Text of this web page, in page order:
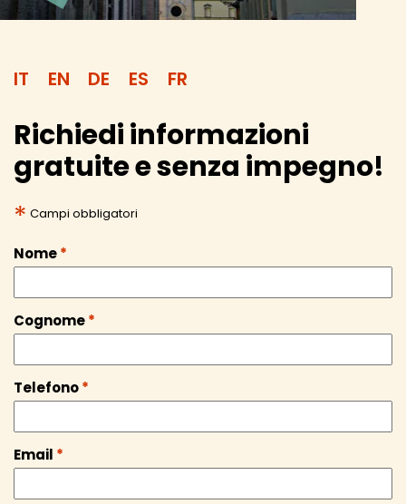
IT EN DE ES FR
Richiedi informazioni
gratuite e senza impegno!
* Campi obbligatori
Nome*
Cognome*
Telefono*
Email *